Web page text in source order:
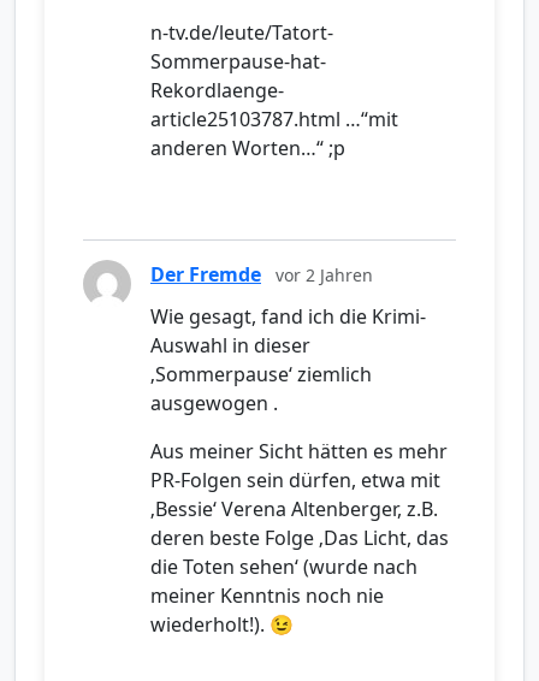
n-tv.de/leute/Tatort-
Sommerpause-hat-
Rekordlaenge-
article25103787.html …“mit
anderen Worten…“ ;p
Der Fremde vor 2 Jahren
Wie gesagt, fand ich die Krimi-
Auswahl in dieser
‚Sommerpause‘ ziemlich
ausgewogen .
Aus meiner Sicht hätten es mehr
PR-Folgen sein dürfen, etwa mit
‚Bessie‘ Verena Altenberger, z.B.
deren beste Folge ‚Das Licht, das
die Toten sehen‘ (wurde nach
meiner Kenntnis noch nie
wiederholt!). 😉